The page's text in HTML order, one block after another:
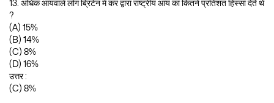
13. अधिक आयवाले लोग ब्रिटेन में कर द्वारा राष्ट्रीय आय का कितने प्रतिशत हिस्सा देते थे
?
(A) 15%
(B) 14%
(C) 8%
(D) 16%
उत्तर :
(C) 8%